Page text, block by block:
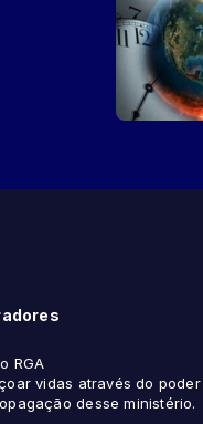
RGA
vidas através do poder
desse ministério.